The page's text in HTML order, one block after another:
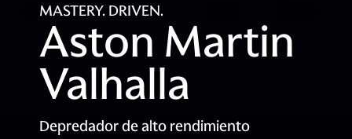
MASTERY. DRIVEN.
Aston Martin
Valhalla
Depredador de alto rendimiento